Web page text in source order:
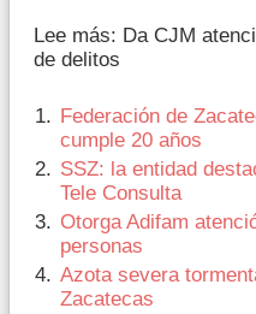
Lee más: Da CJM
de delitos
Federación de
cumple 20 años
SSZ: la entidad
Tele Consulta
Otorga Adifam
personas
Azota severa
Zacatecas